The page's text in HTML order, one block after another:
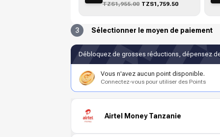
TZS1,955.00 TZS1,759.50
3 Sélectionner le moyen de paiement
Débloquez de grosses réductions, dépensez
Vous n'avez aucun point disponible.
Connectez-vous pour utiliser des Points
Airtel Money Tanzanie